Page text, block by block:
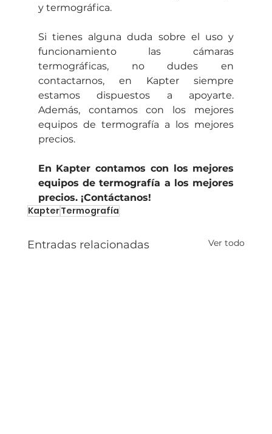
y termográfica.
Si tienes alguna duda sobre el uso y
funcionamiento las cámaras
termográficas, no dudes en
contactarnos, en Kapter siempre
estamos dispuestos a apoyarte.
Además, contamos con los mejores
equipos de termografía a los mejores
precios.
En Kapter contamos con los mejores
equipos de termografía a los mejores
precios. ¡Contáctanos!
KapterTermografía
Entradas relacionadas Ver todo